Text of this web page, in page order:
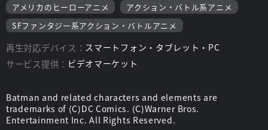
アメリカのヒーローアニメ
アクション・バトル系アニメ
SFファンタジー系アクション・バトルアニメ
再生対応デバイス： スマートフォン・タブレット・PC
サービス提供： ビデオマーケット
Batman and related characters and elements are
trademarks of (C)DC Comics. (C)Warner Bros.
Entertainment Inc. All Rights Reserved.